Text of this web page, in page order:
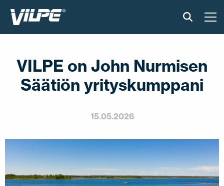
VILPE SENSE
VASTUULLISUUS
VILPE on John Nurmisen
Säätiön yrityskumppani
15.05.2026